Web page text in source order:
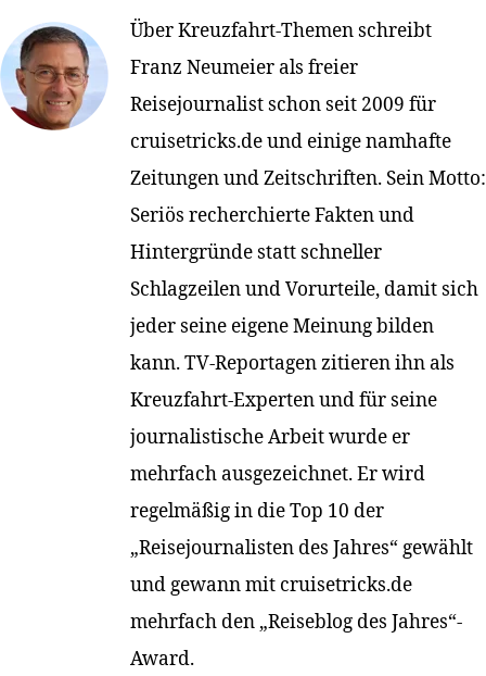
Über Kreuzfahrt-Themen schreibt
Franz Neumeier als freier
Reisejournalist schon seit 2009 für
cruisetricks.de und einige namhafte
Zeitungen und Zeitschriften. Sein Motto:
Seriös recherchierte Fakten und
Hintergründe statt schneller
Schlagzeilen und Vorurteile, damit sich
jeder seine eigene Meinung bilden
kann. TV-Reportagen zitieren ihn als
Kreuzfahrt-Experten und für seine
journalistische Arbeit wurde er
mehrfach ausgezeichnet. Er wird
regelmäßig in die Top 10 der
„Reisejournalisten des Jahres“ gewählt
und gewann mit cruisetricks.de
mehrfach den „Reiseblog des Jahres“-
Award.